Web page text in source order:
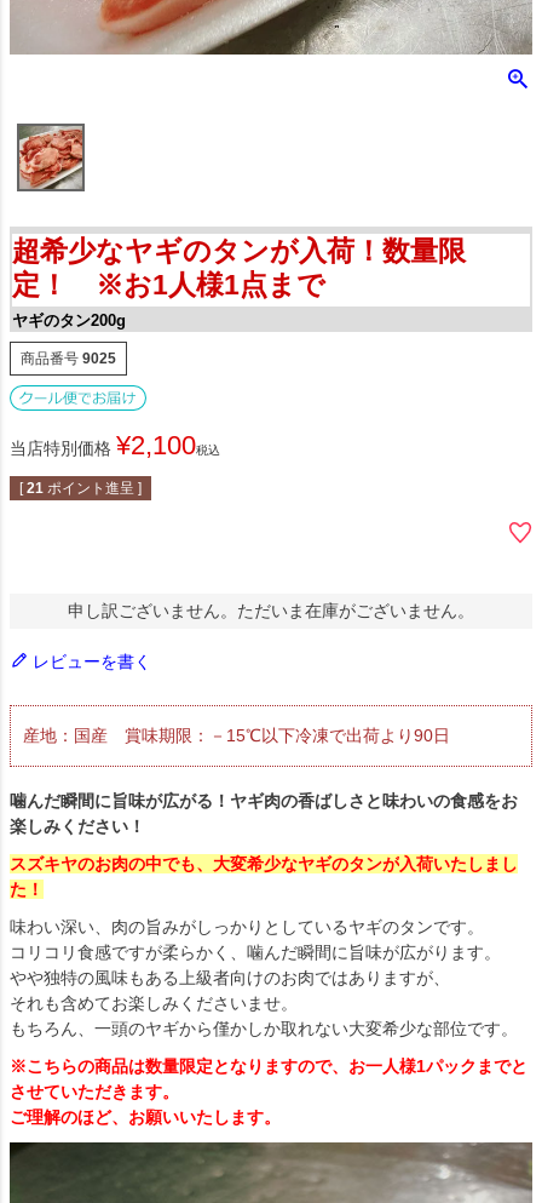
超希少なヤギのタンが入荷！数量限
定！ ※お1人様1点まで
ヤギのタン200g
商品番号 9025
当店特別価格 ¥2,100税込
[ 21 ポイント進呈 ]
申し訳ございません。ただいま在庫がございません。
レビューを書く
産地：国産 賞味期限：－15℃以下冷凍で出荷より90日
噛んだ瞬間に旨味が広がる！ヤギ肉の香ばしさと味わいの食感をお
楽しみください！
スズキヤのお肉の中でも、大変希少なヤギのタンが入荷いたしまし
た！
味わい深い、肉の旨みがしっかりとしているヤギのタンです。
コリコリ食感ですが柔らかく、噛んだ瞬間に旨味が広がります。
やや独特の風味もある上級者向けのお肉ではありますが、
それも含めてお楽しみくださいませ。
もちろん、一頭のヤギから僅かしか取れない大変希少な部位です。
※こちらの商品は数量限定となりますので、お一人様1パックまでと
させていただきます。
ご理解のほど、お願いいたします。